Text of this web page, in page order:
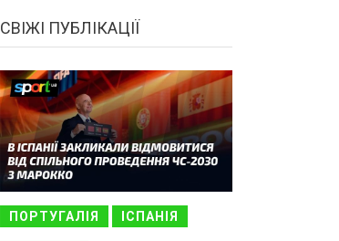
СВІЖІ ПУБЛІКАЦІЇ
ПОРТУГАЛІЯ ІСПАНІЯ